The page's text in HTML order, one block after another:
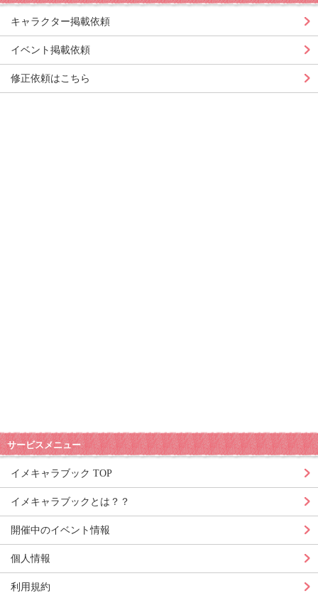
キャラクター掲載依頼
イベント掲載依頼
修正依頼はこちら
サービスメニュー
イメキャラブック TOP
イメキャラブックとは？？
開催中のイベント情報
個人情報
利用規約